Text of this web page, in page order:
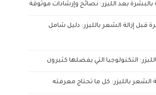
بعد الليزر: نصائح وإرشادات موثوقة
قبل إزالة الشعر بالليزر: دليل شامل
التكنولوجيا التي يفضلها كثيرون
الشعر بالليزر: كل ما تحتاج معرفته